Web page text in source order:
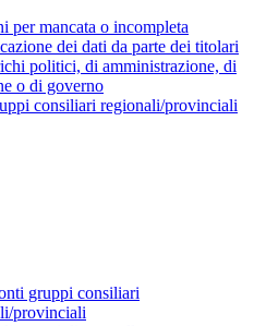
per mancata o incompleta
dei dati da parte dei titolari
politici, di amministrazione, di
o di governo
consiliari regionali/provinciali
gruppi consiliari
provinciali